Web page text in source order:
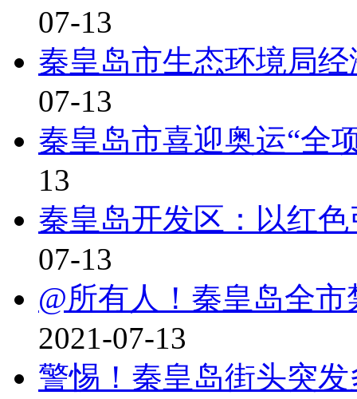
07-13
秦皇岛市生态环境局
07-13
秦皇岛市喜迎奥运“全
13
秦皇岛开发区：以红
07-13
@所有人！秦皇岛全
2021-07-13
警惕！秦皇岛街头突